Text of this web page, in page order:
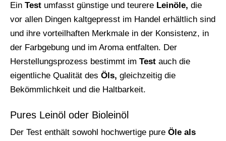
Ein Test umfasst günstige und teurere Leinöle, die
vor allen Dingen kaltgepresst im Handel erhältlich sind
und ihre vorteilhaften Merkmale in der Konsistenz, in
der Farbgebung und im Aroma entfalten. Der
Herstellungsprozess bestimmt im Test auch die
eigentliche Qualität des Öls, gleichzeitig die
Bekömmlichkeit und die Haltbarkeit.
Pures Leinöl oder Bioleinöl
Der Test enthält sowohl hochwertige pure Öle als